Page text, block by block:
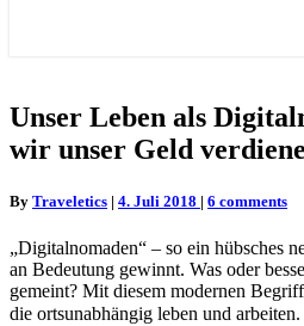
Unser
Leben
als
–
wir
unser
Geld
verdienen
Unser Leben als
wir unser Geld
By Traveletics | 4. Juli 2018 | Comments
6 comments
„Digitalnomaden“ – so ein hübsches
an Bedeutung gewinnt. Was oder
gemeint? Mit diesem modernen
die ortsunabhängig leben und